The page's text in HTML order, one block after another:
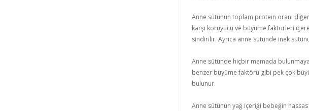
Anne sütünün toplam protein oranı
karşı koruyucu ve büyüme faktörleri
sindirilir. Ayrıca anne sütünde inek
Anne sütünde hiçbir mamada
benzer büyüme faktörü gibi pek çok
bulunur.
Anne sütünün yağ içeriği bebeğin